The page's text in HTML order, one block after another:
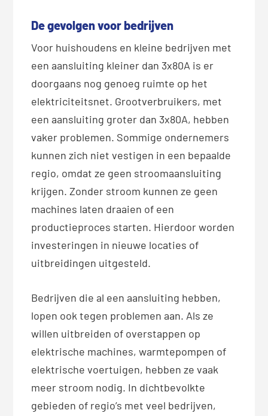
De gevolgen voor bedrijven
Voor huishoudens en kleine bedrijven met
een aansluiting kleiner dan 3x80A is er
doorgaans nog genoeg ruimte op het
elektriciteitsnet. Grootverbruikers, met
een aansluiting groter dan 3x80A, hebben
vaker problemen. Sommige ondernemers
kunnen zich niet vestigen in een bepaalde
regio, omdat ze geen stroomaansluiting
krijgen. Zonder stroom kunnen ze geen
machines laten draaien of een
productieproces starten. Hierdoor worden
investeringen in nieuwe locaties of
uitbreidingen uitgesteld.
Bedrijven die al een aansluiting hebben,
lopen ook tegen problemen aan. Als ze
willen uitbreiden of overstappen op
elektrische machines, warmtepompen of
elektrische voertuigen, hebben ze vaak
meer stroom nodig. In dichtbevolkte
gebieden of regio’s met veel bedrijven,